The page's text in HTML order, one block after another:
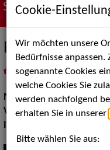
Suche nach
Bambolea
inMeine Merkliste
Musik:Volksmusik und
Volksmusik
Instrument:
Cookie-
Wir möchten unsere
Bedürfnisse anpassen.
sogenannte Cookies
welche Cookies Sie
werden nachfolgend
erhalten Sie in unserer
Bitte wählen Sie aus: